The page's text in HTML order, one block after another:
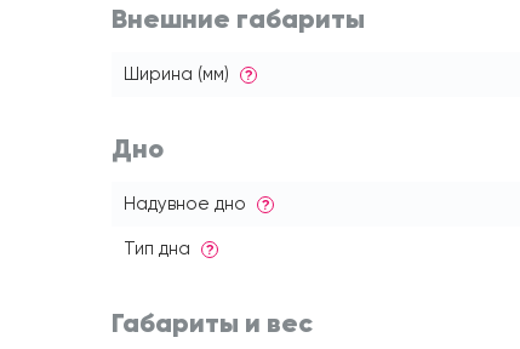
Внешние габариты
Ширина (мм) ?
Дно
Надувное дно ?
Тип дна ?
Габариты и вес